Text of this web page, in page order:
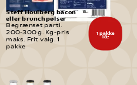
1 pakke
18,-
Steff Houlberg bacon
eller brunchpølser
Begrænset parti.
200-300 g. Kg-pris
maks. Frit valg. 1
pakke